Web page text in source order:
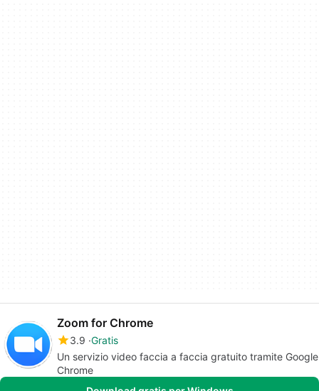
Zoom for Chrome
3.9 Gratis
Un servizio video faccia a faccia gratuito tramite Google
Chrome